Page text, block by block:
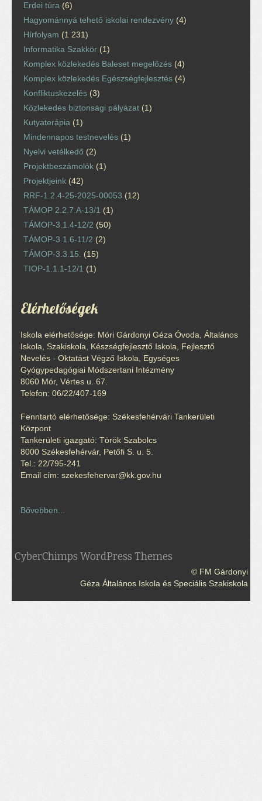
Erdei túra (6)
Hagyománnyá tehető iskolai rendezvény (4)
Hírfolyam (1 231)
Informatika Szakkör (1)
Komplex közlekedés Baleset megelőzés (4)
Komplex közlekedés Egészségfejlesztés (4)
Konfliktuskezelés (3)
Közlekedés biztonsági pályázat (1)
Kutyaterápia (1)
Mindennapos testnevelés (1)
Nyelvi vetélkedő (2)
Projektbeszámolók (1)
Projektjeink (42)
RRF-1.2.4-25-2025-00053 (12)
TÁMOP 2.2.7.A-13/1 (1)
TÁMOP-3.1.4-12/2 (50)
TÁMOP-3.1.6-11/2 (2)
TÁMOP-3.3.15.
(15)
TIOP-1.1.1-12/1 (1)
Elérhetőségek
Iskola elérhetősége: Móri Gárdonyi Géza Óvoda, Általános
Iskola, Szakiskola, Készségfejlesztő Iskola, Fejlesztő
Nevelés - Oktatást Végző Iskola, Egységes
Gyógypedagógiai Módszertani Intézmény
8060 Mór, Vértes u. 67.
Telefon: 06/22/407-169
Fenntartó elérhetősége: Székesfehérvári Tankerületi
Központ
Tankerületi igazgató: Török Szabolcs
8000 Székesfehérvár, Petőfi S. u. 5.
Tel.: 22/795-241
Email cím: szekesfehervar@kk.gov.hu
Bővebben...
CyberChimps WordPress Themes
© FM Gárdonyi
Géza Általános Iskola és Speciális Szakiskola